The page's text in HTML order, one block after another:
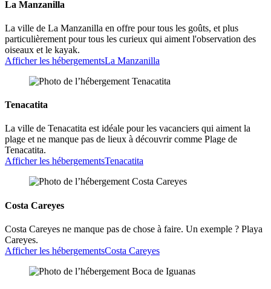
La Manzanilla
La ville de La Manzanilla en offre pour tous les goûts, et plus
particulièrement pour tous les curieux qui aiment l'observation des
oiseaux et le kayak.
Afficher les hébergementsLa Manzanilla
Tenacatita
La ville de Tenacatita est idéale pour les vacanciers qui aiment la
plage et ne manque pas de lieux à découvrir comme Plage de
Tenacatita.
Afficher les hébergementsTenacatita
Costa Careyes
Costa Careyes ne manque pas de chose à faire. Un exemple ? Playa
Careyes.
Afficher les hébergementsCosta Careyes